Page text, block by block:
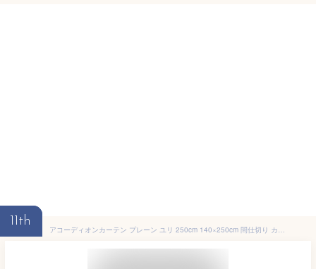
11th
アコーディオンカーテン プレーン ユリ 250cm 140×250cm 間仕切り カーテン ロング のれん ロング丈 暖簾 おしゃれ つっぱり パタパタ 目隠し 部屋 階段 玄関 リビング エコリエ 遮熱 厚手 洗濯可 カット可 冷房 日本製 無地 シンプル 140cm幅 250cm丈